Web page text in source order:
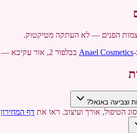
הפנים — לא העתקה מטיקטוק.
Anael Cosmetics בבלפור 2, אור עקיבא — לק ג׳ל, בניית ציפורניים, פדיקור ואיפור קבוע. טלפון:
וצביעה באנאל?
הטיפול, אורך ועיצוב. ראו את דף המחירון